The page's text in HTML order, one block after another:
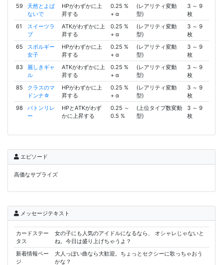
59
天然とよば
ないで
HPがわずかに上
昇する
0.25 %
+ α
(レアリティ変動
型)
3 ～ 9
枚
61
スイーツラ
ブ
ATKがわずかに上
昇する
0.25 %
+ α
(レアリティ変動
型)
3 ～ 9
枚
65
スポルギー
女子
HPがわずかに上
昇する
0.25 %
+ α
(レアリティ変動
型)
3 ～ 9
枚
83
麗しきギャ
ル
ATKがわずかに上
昇する
0.25 %
+ α
(レアリティ変動
型)
3 ～ 9
枚
85
クラスのマ
ドンナ☆
HPがわずかに上
昇する
0.25 %
+ α
(レアリティ変動
型)
3 ～ 9
枚
98
バトンリレ
ー
HPとATKがわず
かに上昇する
0.25 ～
0.5 %
(上位タイプ数変動
型)
3 ～ 9
枚
エピソード
高価なサプライズ
メッセージテキスト
カードステー
タス
女の子にも人気のアイドルになるなら、 オシャレじゃないと
ね。今日は盛り上げちゃうよ？
新着情報ペー
ジ
大人っぽい曲なら大歓迎。ちょっとセクシーに歌っちゃおう
かな？